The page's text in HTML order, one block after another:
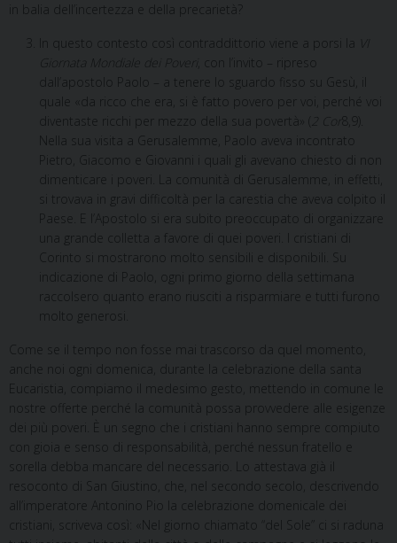
in balia dell’incertezza e della precarietà?
In questo contesto così contraddittorio viene a porsi la
Giornata Mondiale dei Poveri
, con l’invito – ripreso
dall’apostolo Paolo – a tenere lo sguardo fisso su Gesù, il
quale «da ricco che era, si è fatto povero per voi, perché voi
diventaste ricchi per mezzo della sua povertà» ( 2 Cor
Nella sua visita a Gerusalemme, Paolo aveva incontrato
Pietro, Giacomo e Giovanni i quali gli avevano chiesto di non
dimenticare i poveri. La comunità di Gerusalemme, in effetti,
si trovava in gravi difficoltà per la carestia che aveva colpito il
Paese. E l’Apostolo si era subito preoccupato di organizzare
una grande colletta a favore di quei poveri. I cristiani di
Corinto si mostrarono molto sensibili e disponibili. Su
indicazione di Paolo, ogni primo giorno della settimana
raccolsero quanto erano riusciti a risparmiare e tutti furono
molto generosi.
Come se il tempo non fosse mai trascorso da quel momento,
anche noi ogni domenica, durante la celebrazione della santa
Eucaristia, compiamo il medesimo gesto, mettendo in comune le
nostre offerte perché la comunità possa provvedere alle esigenze
dei più poveri. È un segno che i cristiani hanno sempre compiuto
con gioia e senso di responsabilità, perché nessun fratello e
sorella debba mancare del necessario. Lo attestava già il
resoconto di San Giustino, che, nel secondo secolo, descrivendo
all’imperatore Antonino Pio la celebrazione domenicale dei
cristiani, scriveva così: «Nel giorno chiamato “del Sole” ci si raduna